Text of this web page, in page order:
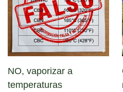
NO, vaporizar a
temperaturas